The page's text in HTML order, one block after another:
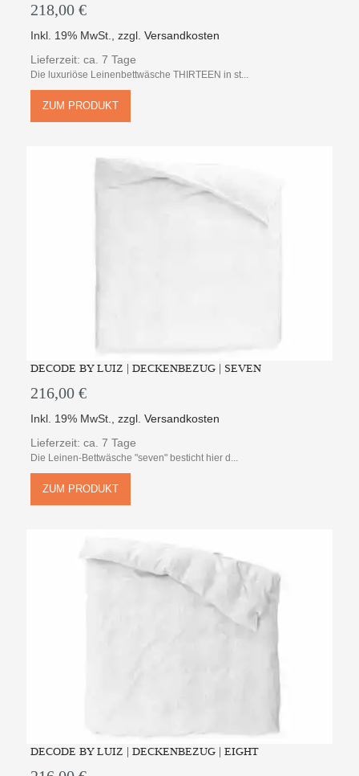
218,00 €
Inkl. 19% MwSt.,zzgl.Versandkosten
Lieferzeit: ca. 7 Tage
Die luxuriöse Leinenbettwäsche THIRTEEN in st...
ZUM PRODUKT
DECODE BY LUIZ | DECKENBEZUG | SEVEN
216,00 €
Inkl. 19% MwSt.,zzgl.Versandkosten
Lieferzeit: ca. 7 Tage
Die Leinen-Bettwäsche "seven" besticht hier d...
ZUM PRODUKT
DECODE BY LUIZ | DECKENBEZUG | EIGHT